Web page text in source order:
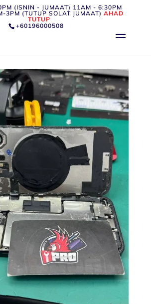
(ISNIN - JUMAAT) 11AM - 6:30PM
3PM (TUTUP SOLAT JUMAAT) AHAD
TUTUP
+60196000508